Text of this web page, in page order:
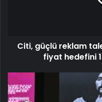
Citi, güçlü reklam
fiyat hedefini